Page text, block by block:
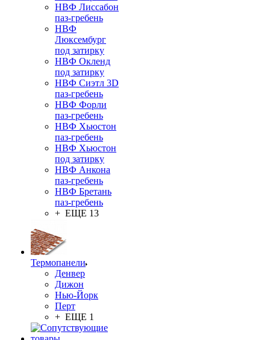
НВФ Лиссабон
паз-гребень
НВФ
Люксембург
под затирку
НВФ Окленд
под затирку
НВФ Сиэтл 3D
паз-гребень
НВФ Форли
паз-гребень
НВФ Хьюстон
паз-гребень
НВФ Хьюстон
под затирку
НВФ Анкона
паз-гребень
НВФ Бретань
паз-гребень
+ ЕЩЕ 13
Термопанели
Денвер
Дижон
Нью-Йорк
Перт
+ ЕЩЕ 1